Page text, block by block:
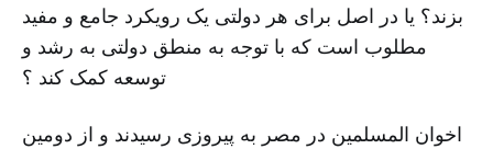
بزند؟ یا در اصل برای هر دولتی یک رویکرد جامع و مفید
مطلوب است که با توجه به منطق دولتی به رشد و
توسعه کمک کند ؟
اخوان المسلمین در مصر به پیروزی رسیدند و از دومین